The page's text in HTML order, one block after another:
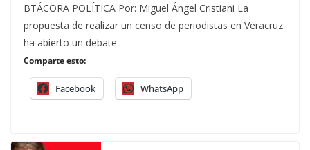
BTÁCORA POLÍTICA Por: Miguel Ángel Cristiani La
propuesta de realizar un censo de periodistas en Veracruz
ha abierto un debate
Comparte esto:
Facebook WhatsApp